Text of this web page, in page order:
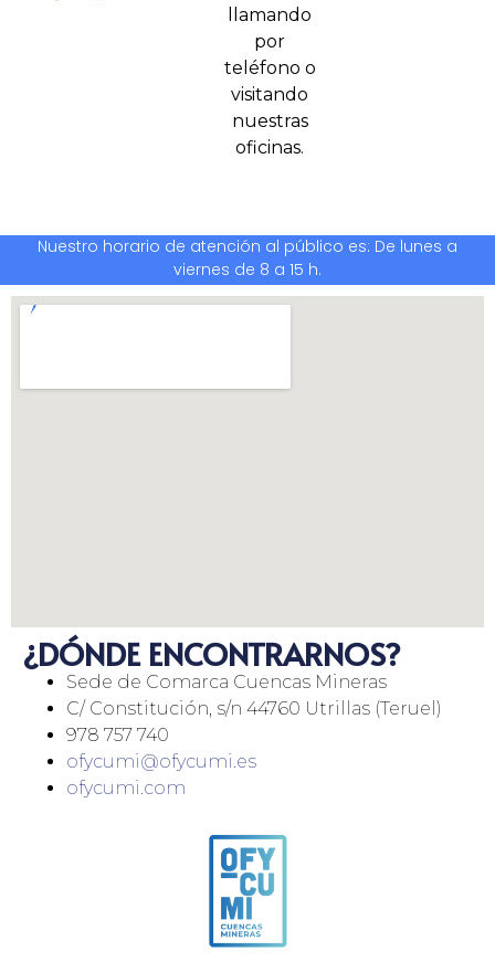
llamando
por
teléfono o
visitando
nuestras
oficinas.
Nuestro horario de atención al público es: De lunes a
viernes de 8 a 15 h.
¿DÓNDE ENCONTRARNOS?
Sede de Comarca Cuencas Mineras
C/ Constitución, s/n 44760 Utrillas (Teruel)
978 757 740
ofycumi@ofycumi.es
ofycumi.com